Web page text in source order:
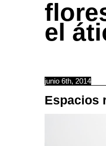
el
junio 6th, 2014
Espacios